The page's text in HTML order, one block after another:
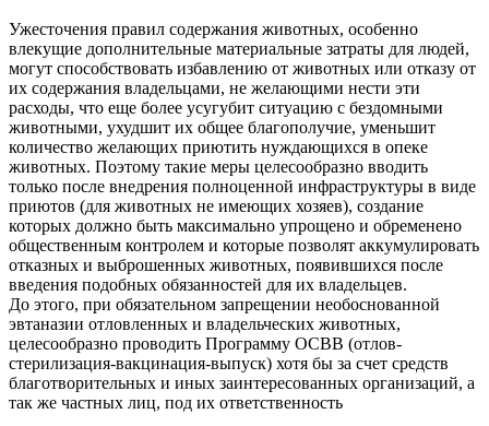
Ужесточения правил содержания животных, особенно
влекущие дополнительные материальные затраты для людей,
могут способствовать избавлению от животных или отказу от
их содержания владельцами, не желающими нести эти
расходы, что еще более усугубит ситуацию с бездомными
животными, ухудшит их общее благополучие, уменьшит
количество желающих приютить нуждающихся в опеке
животных. Поэтому такие меры целесообразно вводить
только после внедрения полноценной инфраструктуры в виде
приютов (для животных не имеющих хозяев), создание
которых должно быть максимально упрощено и обременено
общественным контролем и которые позволят аккумулировать
отказных и выброшенных животных, появившихся после
введения подобных обязанностей для их владельцев.
До этого, при обязательном запрещении необоснованной
эвтаназии отловленных и владельческих животных,
целесообразно проводить Программу ОСВВ (отлов-
стерилизация-вакцинация-выпуск) хотя бы за счет средств
благотворительных и иных заинтересованных организаций, а
так же частных лиц, под их ответственность